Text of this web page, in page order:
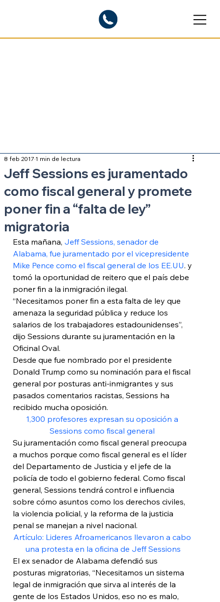
Jeff Sessions es juramentado
como fiscal general y promete
poner fin a “falta de ley”
migratoria
8 feb 20171 min de lectura
Esta mañana, Jeff Sessions, senador de
Alabama, fue juramentado por el vicepresidente
Mike Pence como el fiscal general de los EE.UU. y
tomó la oportunidad de reitero que el país debe
poner fin a la inmigración ilegal.
“Necesitamos poner fin a esta falta de ley que
amenaza la seguridad pública y reduce los
salarios de los trabajadores estadounidenses”,
dijo Sessions durante su juramentación en la
Oficinal Oval.
Desde que fue nombrado por el presidente
Donald Trump como su nominación para el fiscal
general por posturas anti-inmigrantes y sus
pasados comentarios racistas, Sessions ha
recibido mucha oposición.
1,300 profesores expresan su oposición a
Sessions como fiscal general
Su juramentación como fiscal general preocupa
a muchos porque como fiscal general es el líder
del Departamento de Justicia y el jefe de la
policía de todo el gobierno federal. Como fiscal
general, Sessions tendrá control e influencia
sobre cómo asuntos como los derechos civiles,
la violencia policial, y la reforma de la justicia
penal se manejan a nivel nacional.
Artículo: Lideres Afroamericanos llevaron a cabo
una protesta en la oficina de Jeff Sessions
El ex senador de Alabama defendió sus
posturas migratorias, “Necesitamos un sistema
legal de inmigración que sirva al interés de la
gente de los Estados Unidos, eso no es malo,